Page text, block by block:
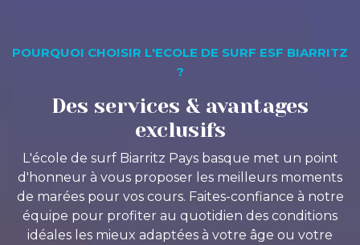
POURQUOI CHOISIR L'ECOLE DE SURF ESF BIARRITZ
?
Des services & avantages
exclusifs
L'école de surf Biarritz Pays basque met un point
d'honneur à vous proposer les meilleurs moments
de marées pour vos cours. Faites-confiance à notre
équipe pour profiter au quotidien des conditions
idéales les mieux adaptées à votre âge ou votre